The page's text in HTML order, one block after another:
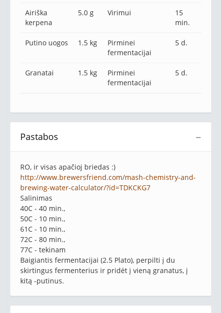
Airiška
kerpena
5.0 g Virimui
15
min.
Putino uogos 1.5 kg
Pirminei
fermentacijai
5 d.
Granatai 1.5 kg
Pirminei
fermentacijai
5 d.
−
Pastabos
RO, ir visas apačioj briedas :)
http://www.brewersfriend.com/mash-chemistry-and-
brewing-water-calculator/?id=TDKCKG7
Salinimas
40C - 40 min.,
50C - 10 min.,
61C - 10 min.,
72C - 80 min.,
77C - tekinam
Baigiantis fermentacijai (2.5 Plato), perpilti į du
skirtingus fermenterius ir pridėt į vieną granatus, į
kitą -putinus.